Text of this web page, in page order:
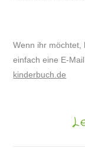
Wenn ihr möchtet,
einfach eine E-
kinderbuch.de